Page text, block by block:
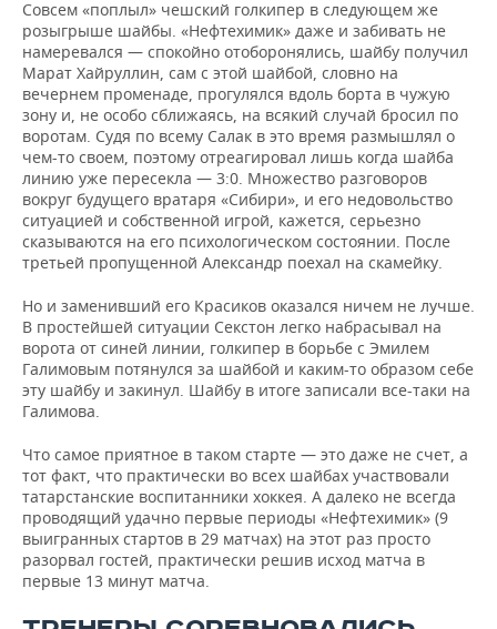
Совсем «поплыл» чешский голкипер в следующем же
розыгрыше шайбы. «Нефтехимик» даже и забивать не
намеревался — спокойно отоборонялись, шайбу получил
Марат Хайруллин, сам с этой шайбой, словно на
вечернем променаде, прогулялся вдоль борта в чужую
зону и, не особо сближаясь, на всякий случай бросил по
воротам. Судя по всему Салак в это время размышлял о
чем-то своем, поэтому отреагировал лишь когда шайба
линию уже пересекла — 3:0. Множество разговоров
вокруг будущего вратаря «Сибири», и его недовольство
ситуацией и собственной игрой, кажется, серьезно
сказываются на его психологическом состоянии. После
третьей пропущенной Александр поехал на скамейку.
Но и заменивший его Красиков оказался ничем не лучше.
В простейшей ситуации Секстон легко набрасывал на
ворота от синей линии, голкипер в борьбе с Эмилем
Галимовым потянулся за шайбой и каким-то образом себе
эту шайбу и закинул. Шайбу в итоге записали все-таки на
Галимова.
Что самое приятное в таком старте — это даже не счет, а
тот факт, что практически во всех шайбах участвовали
татарстанские воспитанники хоккея. А далеко не всегда
проводящий удачно первые периоды «Нефтехимик» (9
выигранных стартов в 29 матчах) на этот раз просто
разорвал гостей, практически решив исход матча в
первые 13 минут матча.